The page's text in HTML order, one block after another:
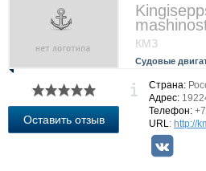
Крюинг
Журнал
Реклама
Услуги
Конференции
Выставки и семинары
Личности
КМЗ
Судовые
Оставить отзыв
Страна:
Адрес:
Телефон:
URL: http://